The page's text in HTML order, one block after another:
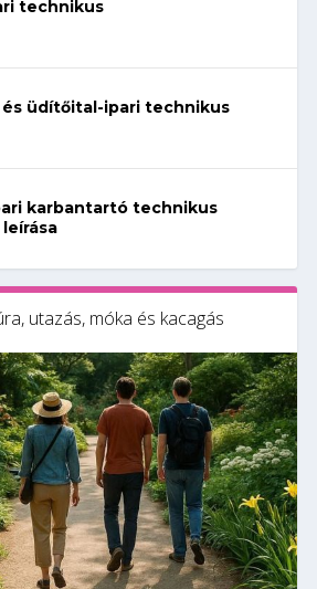
technikus
és üdítőital-ipari technikus
karbantartó technikus
utazás, móka és kacagás